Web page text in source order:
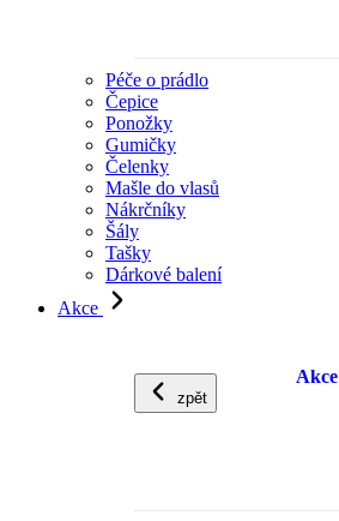
Péče o prádlo
Čepice
Ponožky
Gumičky
Čelenky
Mašle do vlasů
Nákrčníky
Šály
Tašky
Dárkové balení
Akce
zpět
Akce